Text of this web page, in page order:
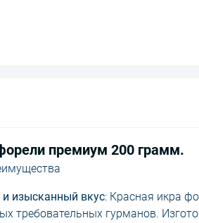
премиум 200 грамм.
и изысканный вкус: Красная икра
требовательных гурманов.